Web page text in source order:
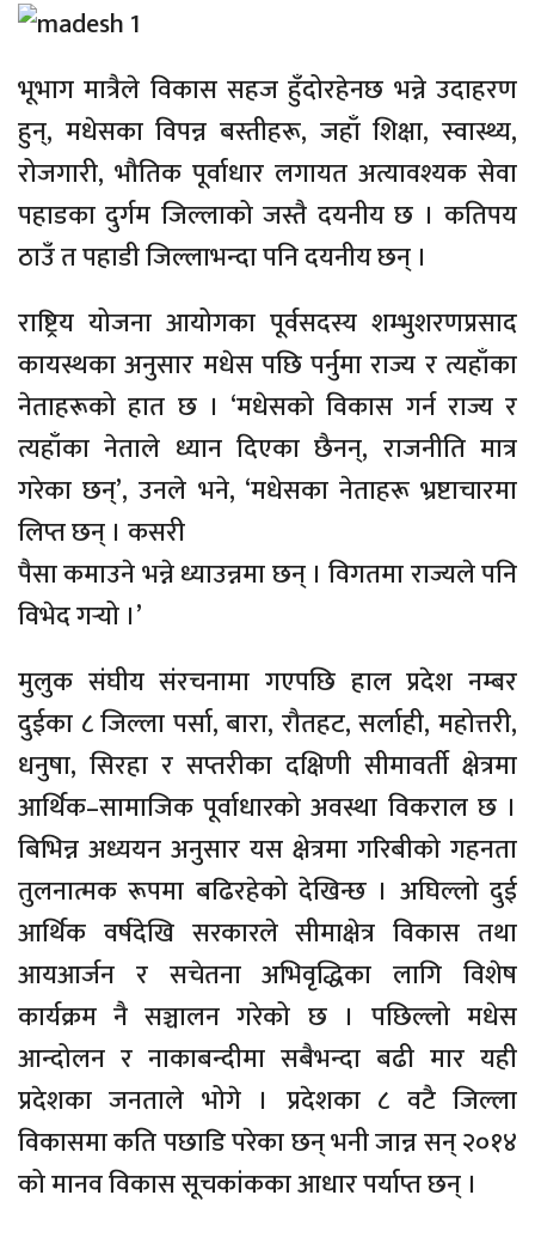
भूभाग मात्रैले विकास सहज हुँदोरहेनछ भन्ने उदाहरण
हुन्, मधेसका विपन्न बस्तीहरू, जहाँ शिक्षा, स्वास्थ्य,
रोजगारी, भौतिक पूर्वाधार लगायत अत्यावश्यक सेवा
पहाडका दुर्गम जिल्लाको जस्तै दयनीय छ । कतिपय
ठाउँ त पहाडी जिल्लाभन्दा पनि दयनीय छन् ।
राष्ट्रिय योजना आयोगका पूर्वसदस्य शम्भुशरणप्रसाद
कायस्थका अनुसार मधेस पछि पर्नुमा राज्य र त्यहाँका
नेताहरूको हात छ । ‘मधेसको विकास गर्न राज्य र
त्यहाँका नेताले ध्यान दिएका छैनन्, राजनीति मात्र
गरेका छन्’, उनले भने, ‘मधेसका नेताहरू भ्रष्टाचारमा
लिप्त छन् । कसरी
पैसा कमाउने भन्ने ध्याउन्नमा छन् । विगतमा राज्यले पनि
विभेद गर्‍यो ।’
मुलुक संघीय संरचनामा गएपछि हाल प्रदेश नम्बर
दुईका ८ जिल्ला पर्सा, बारा, रौतहट, सर्लाही, महोत्तरी,
धनुषा, सिरहा र सप्तरीका दक्षिणी सीमावर्ती क्षेत्रमा
आर्थिक–सामाजिक पूर्वाधारको अवस्था विकराल छ ।
बिभिन्न अध्ययन अनुसार यस क्षेत्रमा गरिबीको गहनता
तुलनात्मक रूपमा बढिरहेको देखिन्छ । अघिल्लो दुई
आर्थिक वर्षदेखि सरकारले सीमाक्षेत्र विकास तथा
आयआर्जन र सचेतना अभिवृद्धिका लागि विशेष
कार्यक्रम नै सञ्चालन गरेको छ । पछिल्लो मधेस
आन्दोलन र नाकाबन्दीमा सबैभन्दा बढी मार यही
प्रदेशका जनताले भोगे । प्रदेशका ८ वटै जिल्ला
विकासमा कति पछाडि परेका छन् भनी जान्न सन् २०१४
को मानव विकास सूचकांकका आधार पर्याप्त छन् ।